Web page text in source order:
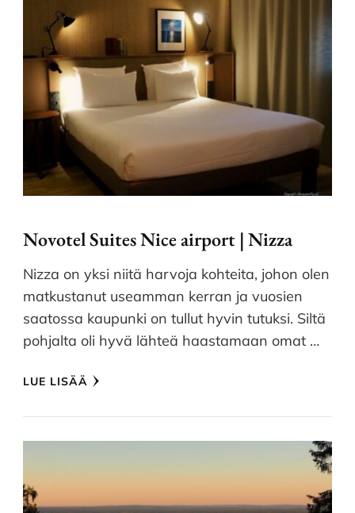
Novotel Suites Nice airport | Nizza
Nizza on yksi niitä harvoja kohteita, johon olen
matkustanut useamman kerran ja vuosien
saatossa kaupunki on tullut hyvin tutuksi. Siltä
pohjalta oli hyvä lähteä haastamaan omat …
LUE LISÄÄ